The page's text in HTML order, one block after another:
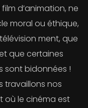
d’animation, ne
moral ou éthique,
ment, que
que certaines
sont bidonnées !
travaillons nos
où le cinéma est